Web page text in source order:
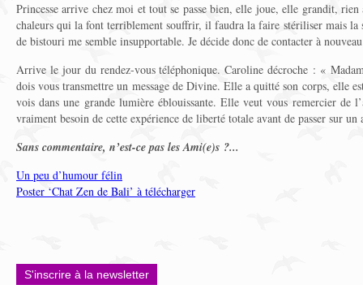
Princesse arrive chez moi et tout se passe bien, elle joue, elle grandit, rien
chaleurs qui la font terriblement souffrir, il faudra la faire stériliser mais
de bistouri me semble insupportable. Je décide donc de contacter à
Arrive le jour du rendez-vous téléphonique. Caroline décroche : «
dois vous transmettre un message de Divine. Elle a quitté son corps, elle
vois dans une grande lumière éblouissante. Elle veut vous remercier de
vraiment besoin de cette expérience de liberté totale avant de passer sur
Sans commentaire, n’est-ce pas les Ami(e)s ?...
Un peu d’humour félin
Poster ‘Chat Zen de Bali’ à télécharger
S'inscrire à la newsletter